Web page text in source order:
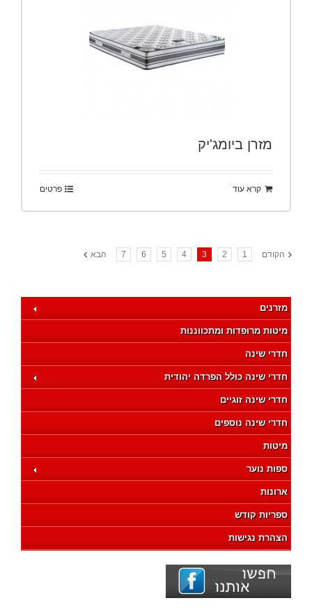
מזרן ביומג'יק
קרא עוד פרטים
הקודם 1
2
3
4
5
6
7 הבא
מזרנים
מיטות מרופדות ומתכווננות
חדרי שינה
חדרי שינה כולל הפרדה יהודית
חדרי שינה זוגיים
חדרי שינה נוספים
מיטות
ספות נוער
ארונות
ספריות קודש
הצהרת נגישות